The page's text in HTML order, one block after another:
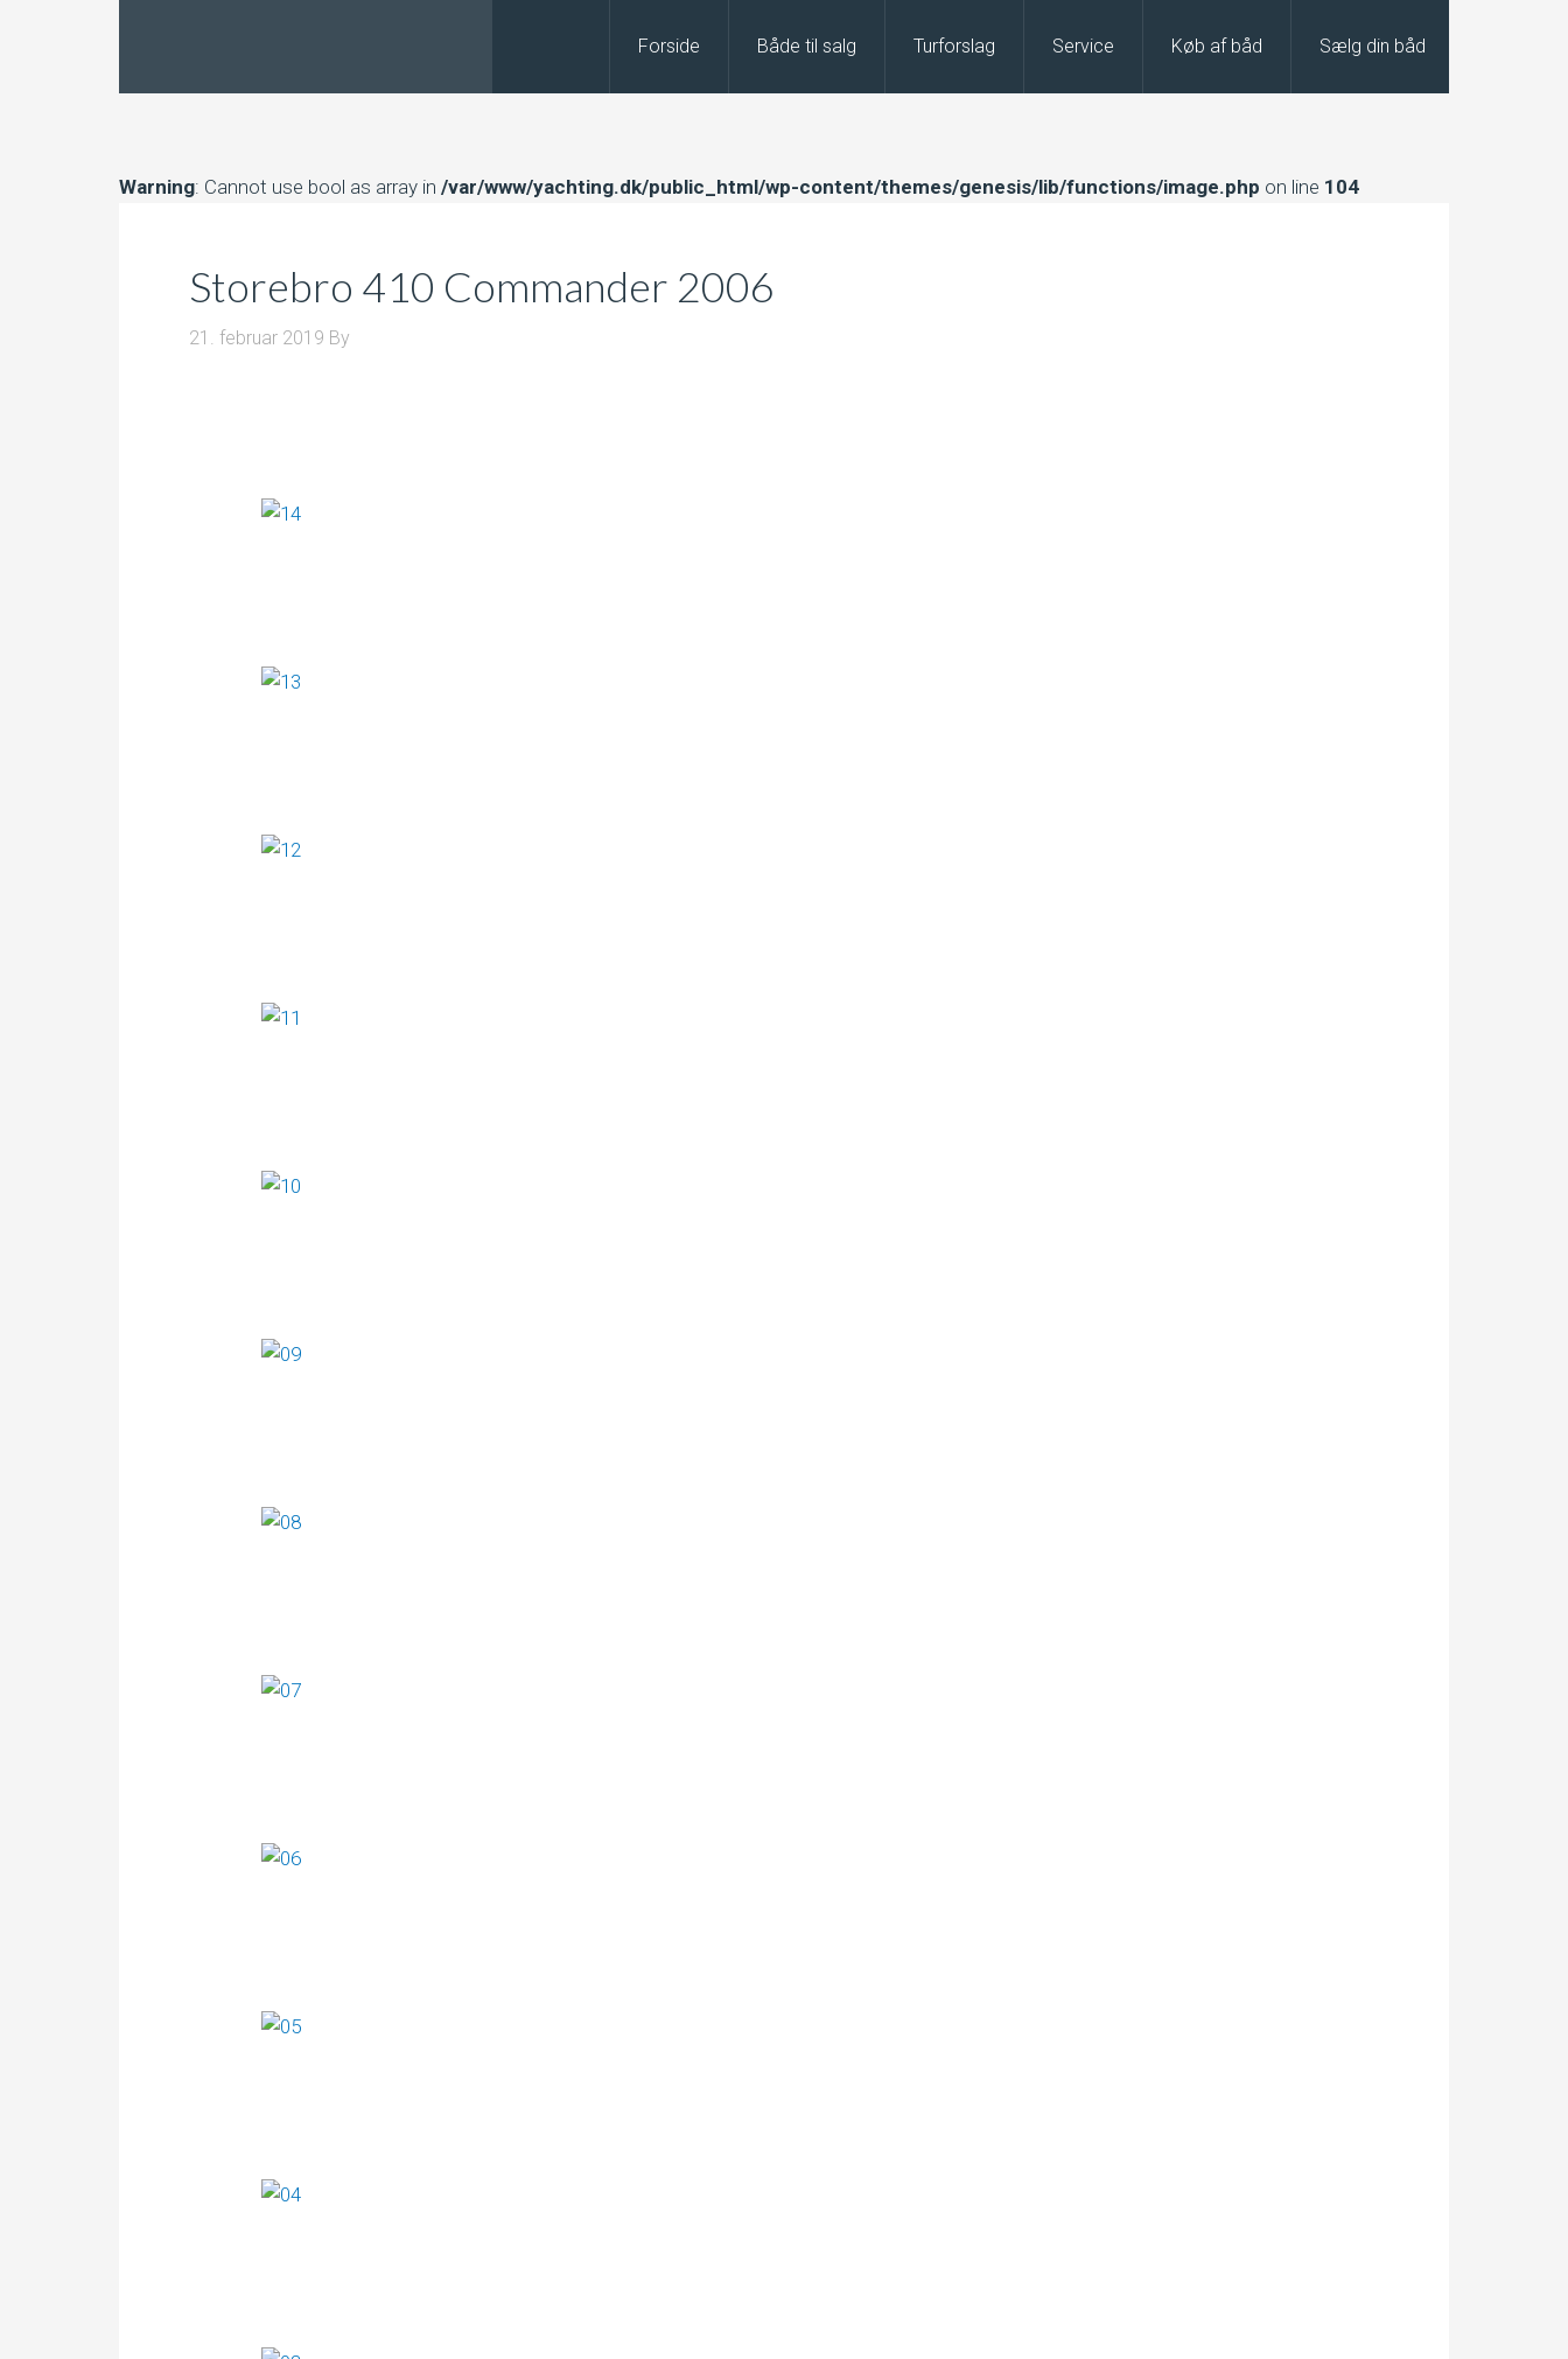
Forside Både til salg Turforslag Service Køb af båd Sælg din båd
Warning: Cannot use bool as array in /var/www/yachting.dk/public_html/wp-content/themes/genesis/lib/functions/image.php on line 104
Storebro 410 Commander 2006
21. februar 2019 By